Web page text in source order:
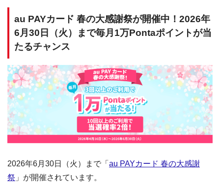
au PAYカード 春の大感謝祭が開催中！2026年
6月30日（火）まで毎月1万Pontaポイントが当
たるチャンス
2026年6月30日（火）まで「 au PAYカード 春の大感謝
祭 」が開催されています。